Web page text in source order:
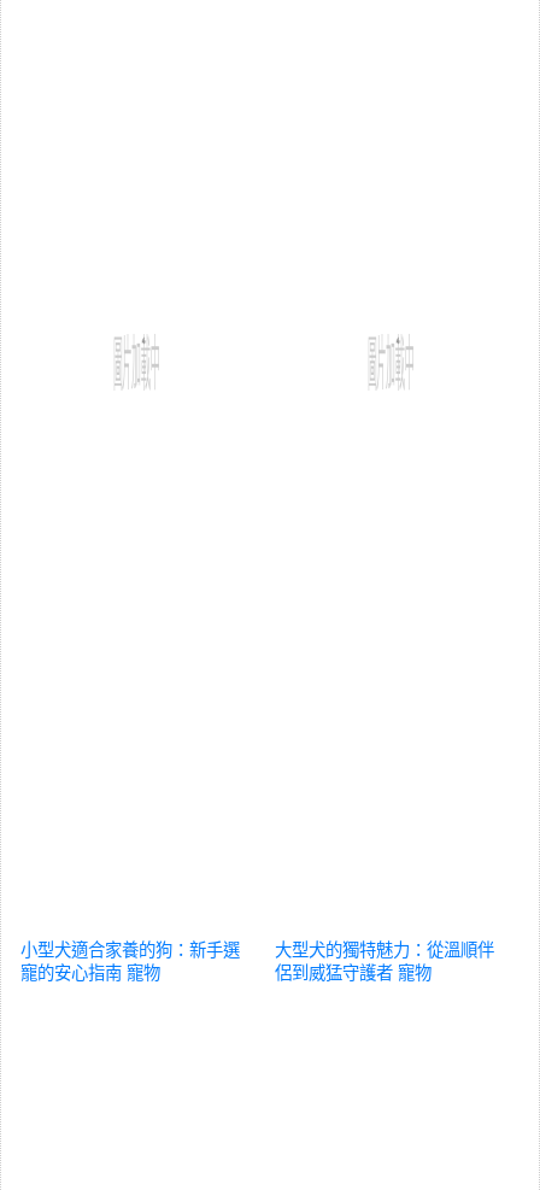
小型犬適合家養的狗：新手選
寵的安心指南 寵物
大型犬的獨特魅力：從溫順伴
侶到威猛守護者 寵物